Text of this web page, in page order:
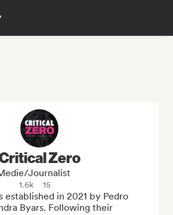
Zero
journalist
1.6k 15
established in 2021 by Pedro
Byars. Following their